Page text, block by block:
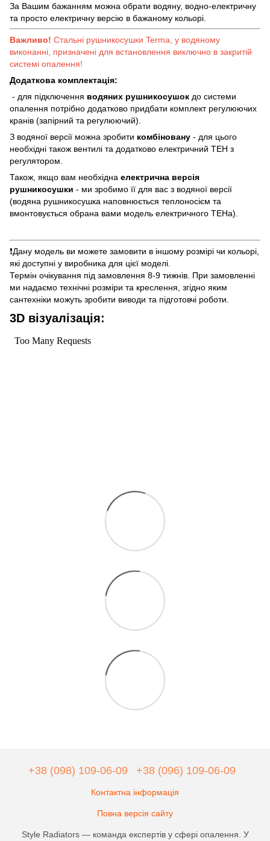
За Вашим бажанням можна обрати водяну, водно-електричну
та просто електричну версію в бажаному кольорі.
Важливо! Стальні рушникосушки Terma, у водяному
виконанні, призначені для встановлення виключно в закритій
системі опалення!
Додаткова комплектація:
- для підключення водяних рушникосушок до системи
опалення потрібно додатково придбати комплект регулюючих
кранів (запірний та регулюючий).
З водяної версії можна зробити комбіновану - для цього
необхідні також вентилі та додатково електричний ТЕН з
регулятором.
Також, якщо вам необхідна електрична версія
рушникосушки - ми зробимо її для вас з водяної версії
(водяна рушникосушка наповнюється теплоносієм та
вмонтовується обрана вами модель електричного ТЕНа).
❗️Дану модель ви можете замовити в іншому розмірі чи кольорі,
які доступні у виробника для цієї моделі.
Термін очікування під замовлення 8-9 тижнів. При замовленні
ми надаємо технічні розміри та креслення, згідно яким
сантехніки можуть зробити виводи та підготовчі роботи.
3D візуалізація:
+38 (098) 109-06-09 +38 (096) 109-06-09
Контактна інформація
Повна версія сайту
Style Radiators — команда експертів у сфері опалення. У